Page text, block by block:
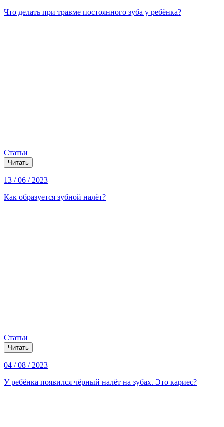
Что делать при травме постоянного зуба у ребёнка?
Статьи
Читать
13 / 06 / 2023
Как образуется зубной налёт?
Статьи
Читать
04 / 08 / 2023
У ребёнка появился чёрный налёт на зубах. Это кариес?